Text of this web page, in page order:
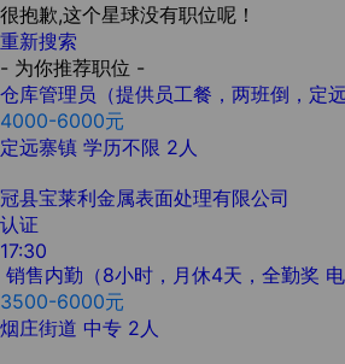
很抱歉,这个星球没有职位呢！
重新搜索
- 为你推荐职位 -
仓库管理员（提供员工餐，两班倒，定远
4000-6000元
定远寨镇 学历不限 2人
冠县宝莱利金属表面处理有限公司
认证
17:30
销售内勤（8小时，月休4天，全勤奖 电
3500-6000元
烟庄街道 中专 2人